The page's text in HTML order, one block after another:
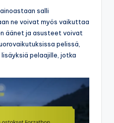
salli
ne voivat myös vaikuttaa
äänet ja asusteet voivat
pelissä,
pelaajille, jotka